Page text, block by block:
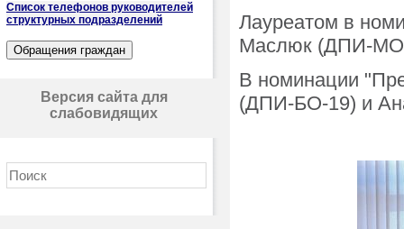
Список телефонов руководителей
структурных подразделений
Версия сайта для
слабовидящих
Лауреатом в
Маслюк (ДПИ-
В номинации
(ДПИ-БО-19) и